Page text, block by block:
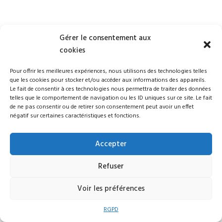
Gérer le consentement aux
cookies
Pour offrir les meilleures expériences, nous utilisons des technologies telles
que les cookies pour stocker et/ou accéder aux informations des appareils.
Le fait de consentir à ces technologies nous permettra de traiter des données
telles que le comportement de navigation ou les ID uniques sur ce site. Le fait
de ne pas consentir ou de retirer son consentement peut avoir un effet
négatif sur certaines caractéristiques et fonctions.
Accepter
Refuser
Voir les préférences
RGPD